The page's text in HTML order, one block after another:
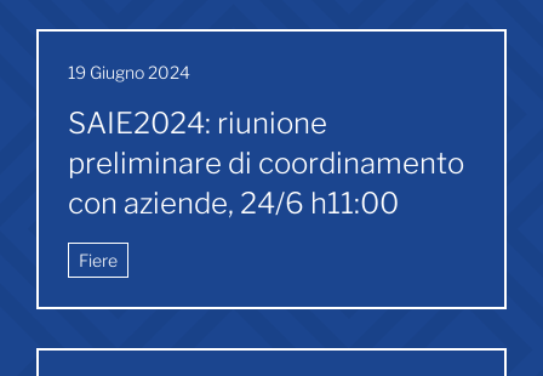
19 Giugno 2024
SAIE2024: riunione
preliminare di coordinamento
con aziende, 24/6 h11:00
Fiere